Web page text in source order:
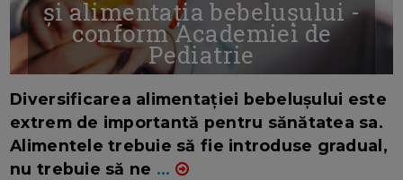
și alimentația bebelușului -
conform Academiei de
Pediatrie
Diversificarea alimentației bebelușului este
extrem de importantă pentru sănătatea sa.
Alimentele trebuie să fie introduse gradual,
nu trebuie să ne ...